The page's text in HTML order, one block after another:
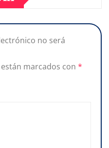
no será
marcados con *